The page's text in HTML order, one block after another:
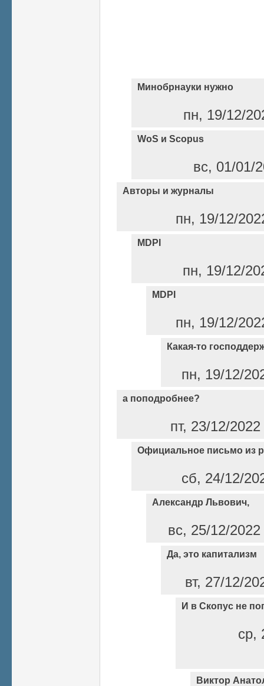
Минобрнауки нужно
пн, 19/12/
WoS и Scopus
вс, 01/01/
Авторы и журналы
пн, 19/12/
MDPI
пн, 19/12/
MDPI
пн, 19/12/
Какая-то
пн, 19/12/
а поподробнее?
пт, 23/12/
Официальное письмо из
сб, 24/12/
Александр Львович,
вс, 25/12/
Да, это капитализм
вт, 27/12/
И в Скопус не
ср,
Виктор